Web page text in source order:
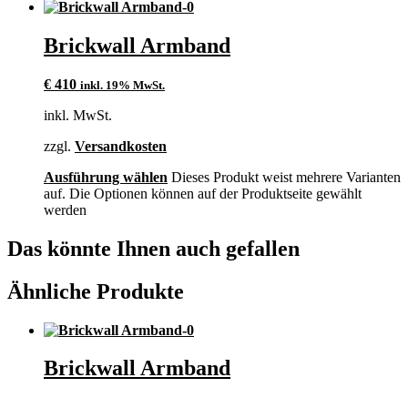
Brickwall Armband
€ 410 inkl. 19% MwSt.
inkl. MwSt.
zzgl. Versandkosten
Ausführung wählen Dieses Produkt weist mehrere Varianten
auf. Die Optionen können auf der Produktseite gewählt
werden
Das könnte Ihnen auch gefallen
Ähnliche Produkte
Brickwall Armband